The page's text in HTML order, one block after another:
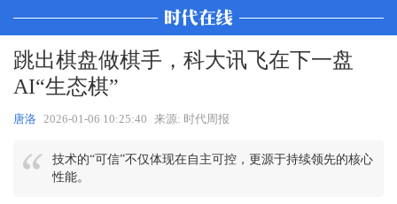
跳出棋盘做棋手，科大讯飞在下一盘
AI“生态棋”
唐洛 2026-01-06 10:25:40 来源: 时代周报
技术的“可信”不仅体现在自主可控，更源于持续领先的核心
性能。